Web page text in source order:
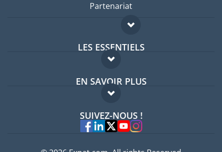
Partenariat
LES ESSENTIELS
Forum expatriés
Guides pays
EN SAVOIR PLUS
FAQ
Experts
SUIVEZ-NOUS !